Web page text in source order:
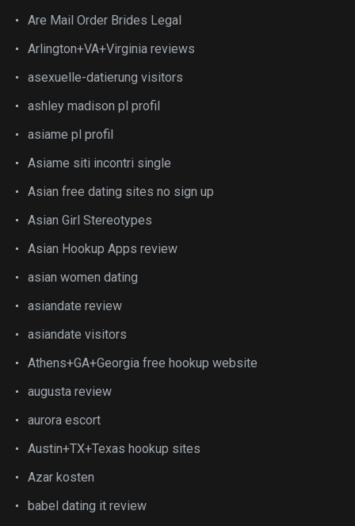
Are Mail Order Brides Legal
Arlington+VA+Virginia reviews
asexuelle-datierung visitors
ashley madison pl profil
asiame pl profil
Asiame siti incontri single
Asian free dating sites no sign up
Asian Girl Stereotypes
Asian Hookup Apps review
asian women dating
asiandate review
asiandate visitors
Athens+GA+Georgia free hookup website
augusta review
aurora escort
Austin+TX+Texas hookup sites
Azar kosten
babel dating it review